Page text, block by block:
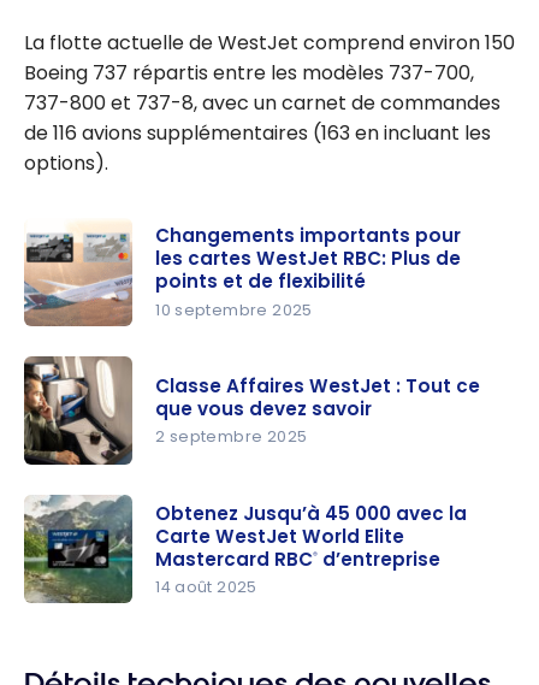
La flotte actuelle de WestJet comprend environ 150
Boeing 737 répartis entre les modèles 737-700,
737-800 et 737-8, avec un carnet de commandes
de 116 avions supplémentaires (163 en incluant les
options).
nts
importants
pour les
cartes
WestJet
RBC: Plus
de points
et de
flexibilité
Changements importants pour
les cartes WestJet RBC: Plus de
points et de flexibilité
10 septembre 2025
Affaires
WestJet :
Tout ce
que vous
Classe Affaires WestJet : Tout ce
que vous devez savoir
2 septembre 2025
45 000
Obtenez Jusqu’à 45 000 avec la
Carte WestJet World Elite
Mastercard RBC® d’entreprise
14 août 2025